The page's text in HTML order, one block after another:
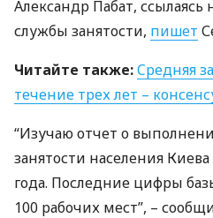
Александр Пабат,
службы занятости, пишет
Читайте также:Cредняя
течение трех лет –
“Изучаю отчет о
занятости населения
года. Последние цифры
100 рабочих мест”, –